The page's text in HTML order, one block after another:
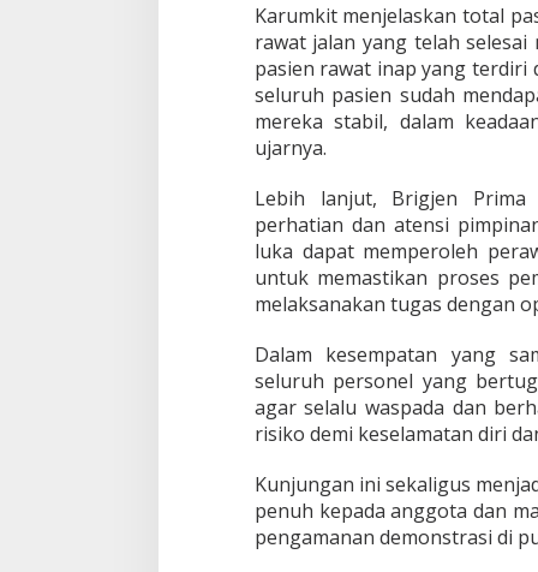
Karumkit menjelaskan total
rawat jalan yang telah selesai
pasien rawat inap yang terdiri
seluruh pasien sudah
mereka stabil, dalam
ujarnya.
Lebih lanjut, Brigjen Prima
perhatian dan atensi
luka dapat memperoleh
untuk memastikan proses
melaksanakan tugas dengan
Dalam kesempatan yang
seluruh personel yang
agar selalu waspada dan
risiko demi keselamatan diri
Kunjungan ini sekaligus
penuh kepada anggota dan
pengamanan demonstrasi di